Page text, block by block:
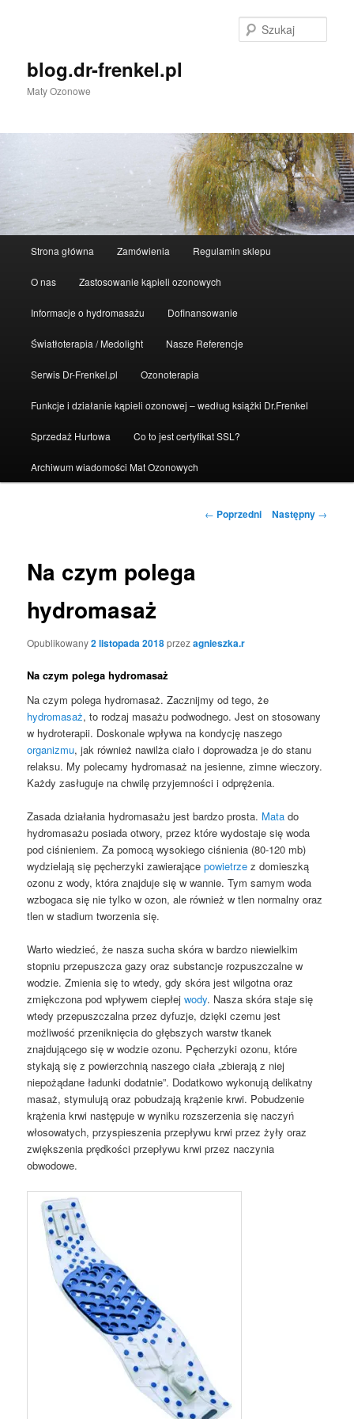
blog.dr-frenkel.pl
Maty Ozonowe
Strona główna Zamówienia Regulamin sklepu
O nas Zastosowanie kąpieli ozonowych
Informacje o hydromasażu Dofinansowanie
Światłoterapia / Medolight Nasze Referencje
Serwis Dr-Frenkel.pl Ozonoterapia
Funkcje i działanie kąpieli ozonowej – według książki Dr.Frenkel
Sprzedaż Hurtowa Co to jest certyfikat SSL?
Archiwum wiadomości Mat Ozonowych
Nawigacja
← Poprzedni Następny →
Na czym polega
hydromasaż
Opublikowany2 listopada 2018przezagnieszka.r
Na czym polega hydromasaż
Na czym polega hydromasaż. Zacznijmy od tego, że
hydromasaż, to rodzaj masażu podwodnego. Jest on stosowany
w hydroterapii. Doskonale wpływa na kondycję naszego
organizmu, jak również nawilża ciało i doprowadza je do stanu
relaksu. My polecamy hydromasaż na jesienne, zimne wieczory.
Każdy zasługuje na chwilę przyjemności i odprężenia.
Zasada działania hydromasażu jest bardzo prosta. Mata do
hydromasażu posiada otwory, przez które wydostaje się woda
pod ciśnieniem. Za pomocą wysokiego ciśnienia (80-120 mb)
wydzielają się pęcherzyki zawierającepowietrze z domieszką
ozonu z wody, która znajduje się w wannie. Tym samym woda
wzbogaca się nie tylko w ozon, ale również w tlen normalny oraz
tlen w stadium tworzenia się.
Warto wiedzieć, że nasza sucha skóra w bardzo niewielkim
stopniu przepuszcza gazy oraz substancje rozpuszczalne w
wodzie. Zmienia się to wtedy, gdy skóra jest wilgotna oraz
zmiękczona pod wpływem ciepłejwody. Nasza skóra staje się
wtedy przepuszczalna przez dyfuzje, dzięki czemu jest
możliwość przeniknięcia do głębszych warstw tkanek
znajdującego się w wodzie ozonu. Pęcherzyki ozonu, które
stykają się z powierzchnią naszego ciała „zbierają z niej
niepożądane ładunki dodatnie”. Dodatkowo wykonują delikatny
masaż, stymulują oraz pobudzają krążenie krwi. Pobudzenie
krążenia krwi następuje w wyniku rozszerzenia się naczyń
włosowatych, przyspieszenia przepływu krwi przez żyły oraz
zwiększenia prędkości przepływu krwi przez naczynia
obwodowe.